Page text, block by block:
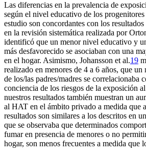
Las diferencias en la prevalencia de
según el nivel educativo de los progenitores
estudio son concordantes con los
en la revisión sistemática realizada por
identificó que un menor nivel educativo y
más desfavorecido se asociaban con una
en el hogar. Asimismo, Johansson et al.19
realizado en menores de 4 a 6 años, que
de los/las padres/madres se correlacionaba
conciencia de los riesgos de la exposición
nuestros resultados también muestran un
al HAT en el ámbito privado a medida que
resultados son similares a los descritos en
que se observaba que determinados
fumar en presencia de menores o no
hogar, son menos frecuentes a medida que